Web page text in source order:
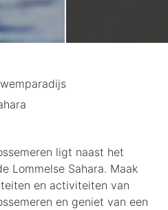
ligt naast het
Lommelse Sahara. Maak
en activiteiten van
en geniet van een